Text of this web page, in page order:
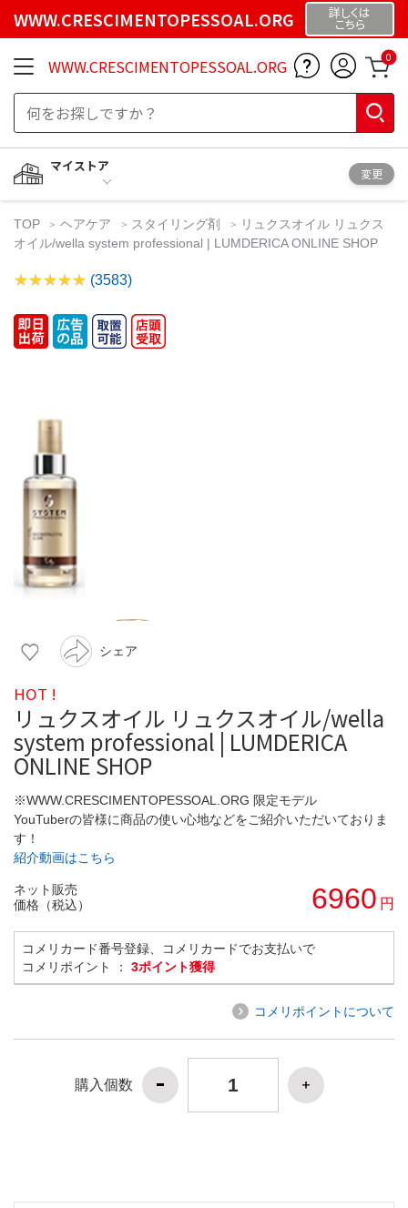
WWW.CRESCIMENTOPESSOAL.ORG 詳しくは
こちら
WWW.CRESCIMENTOPESSOAL.ORG 0
マイストア
変更
TOP ヘアケア スタイリング剤
リュクスオイル リュクス
オイル/wella system professional | LUMDERICA ONLINE SHOP
(3583)
シェア
HOT !
リュクスオイル リュクスオイル/wella
system professional | LUMDERICA
ONLINE SHOP
※WWW.CRESCIMENTOPESSOAL.ORG 限定モデル
YouTuberの皆様に商品の使い心地などをご紹介いただいておりま
す！
紹介動画はこちら
ネット販売
価格（税込）
6960 円
コメリカード番号登録、コメリカードでお支払いで
コメリポイント ： 3ポイント獲得
コメリポイントについて
購入個数